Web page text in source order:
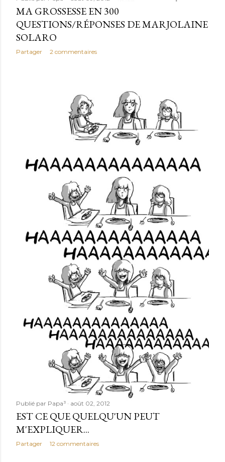
MA GROSSESSE EN 300
QUESTIONS/RÉPONSES DE MARJOLAINE
SOLARO
Partager 2 commentaires
Publié par Papa³ août 02, 2012
EST CE QUE QUELQU'UN PEUT
M'EXPLIQUER...
Partager 12 commentaires